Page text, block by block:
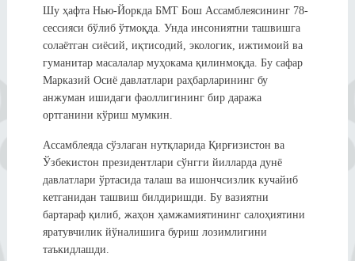
Шу ҳафта Нью-Йоркда БМТ Бош Ассамблеясининг 78-
сессияси бўлиб ўтмоқда. Унда инсониятни ташвишга
солаётган сиёсий, иқтисодий, экологик, ижтимоий ва
гуманитар масалалар муҳокама қилинмоқда. Бу сафар
Марказий Осиё давлатлари раҳбарларининг бу
анжуман ишидаги фаоллигининг бир даража
ортганини кўриш мумкин.
Ассамблеяда сўзлаган нутқларида Қирғизистон ва
Ўзбекистон президентлари сўнгги йилларда дунё
давлатлари ўртасида талаш ва ишончсизлик кучайиб
кетганидан ташвиш билдиришди. Бу вазиятни
бартараф қилиб, жаҳон ҳамжамиятининг салоҳиятини
яратувчилик йўналишига буриш лозимлигини
таъкидлашди.